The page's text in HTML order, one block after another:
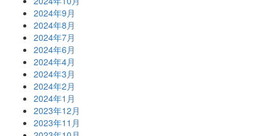
2024年9月
2024年8月
2024年7月
2024年6月
2024年4月
2024年3月
2024年2月
2024年1月
2023年12月
2023年11月